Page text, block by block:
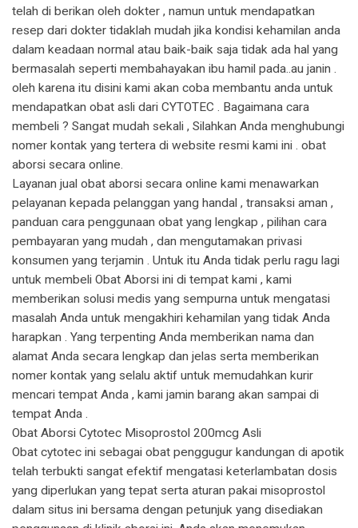
telah di berikan oleh dokter , namun untuk mendapatkan
resep dari dokter tidaklah mudah jika kondisi kehamilan anda
dalam keadaan normal atau baik-baik saja tidak ada hal yang
bermasalah seperti membahayakan ibu hamil pada..au janin .
oleh karena itu disini kami akan coba membantu anda untuk
mendapatkan obat asli dari CYTOTEC . Bagaimana cara
membeli ? Sangat mudah sekali , Silahkan Anda menghubungi
nomer kontak yang tertera di website resmi kami ini . obat
aborsi secara online.
Layanan jual obat aborsi secara online kami menawarkan
pelayanan kepada pelanggan yang handal , transaksi aman ,
panduan cara penggunaan obat yang lengkap , pilihan cara
pembayaran yang mudah , dan mengutamakan privasi
konsumen yang terjamin . Untuk itu Anda tidak perlu ragu lagi
untuk membeli Obat Aborsi ini di tempat kami , kami
memberikan solusi medis yang sempurna untuk mengatasi
masalah Anda untuk mengakhiri kehamilan yang tidak Anda
harapkan . Yang terpenting Anda memberikan nama dan
alamat Anda secara lengkap dan jelas serta memberikan
nomer kontak yang selalu aktif untuk memudahkan kurir
mencari tempat Anda , kami jamin barang akan sampai di
tempat Anda .
Obat Aborsi Cytotec Misoprostol 200mcg Asli
Obat cytotec ini sebagai obat penggugur kandungan di apotik
telah terbukti sangat efektif mengatasi keterlambatan dosis
yang diperlukan yang tepat serta aturan pakai misoprostol
dalam situs ini bersama dengan petunjuk yang disediakan